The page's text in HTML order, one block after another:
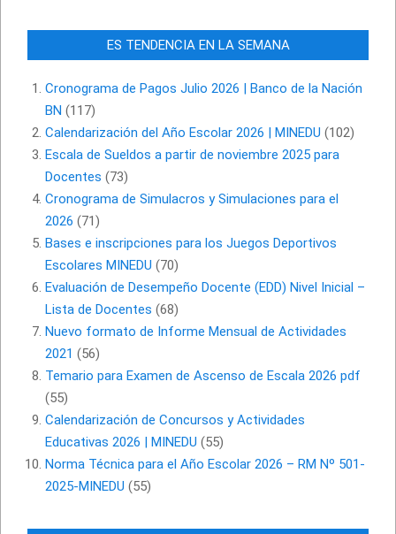
ES TENDENCIA EN LA SEMANA
Cronograma de Pagos Julio 2026 | Banco de la Nación
BN (117)
Calendarización del Año Escolar 2026 | MINEDU (102)
Escala de Sueldos a partir de noviembre 2025 para
Docentes (73)
Cronograma de Simulacros y Simulaciones para el
2026 (71)
Bases e inscripciones para los Juegos Deportivos
Escolares MINEDU (70)
Evaluación de Desempeño Docente (EDD) Nivel Inicial –
Lista de Docentes (68)
Nuevo formato de Informe Mensual de Actividades
2021 (56)
Temario para Examen de Ascenso de Escala 2026 pdf
(55)
Calendarización de Concursos y Actividades
Educativas 2026 | MINEDU (55)
Norma Técnica para el Año Escolar 2026 – RM Nº 501-
2025-MINEDU (55)